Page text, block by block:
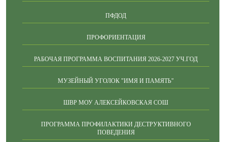
ПФДОД
ПРОФОРИЕНТАЦИЯ
РАБОЧАЯ ПРОГРАММА ВОСПИТАНИЯ 2026-2027 УЧ.ГОД
МУЗЕЙНЫЙ УГОЛОК "ИМЯ И ПАМЯТЬ"
ШВР МОУ АЛЕКСЕЙКОВСКАЯ СОШ
ПРОГРАММА ПРОФИЛАКТИКИ ДЕСТРУКТИВНОГО
ПОВЕДЕНИЯ